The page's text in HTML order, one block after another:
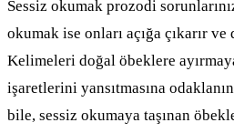
Sessiz okumak prozodi
okumak ise onları açığa çıkarır
Kelimeleri doğal öbeklere
işaretlerini yansıtmasına
bile, sessiz okumaya taşınan